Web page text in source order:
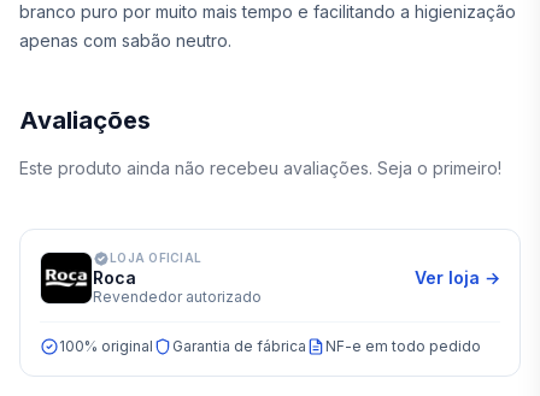
branco puro por muito mais tempo e facilitando a higienização
apenas com sabão neutro.
Avaliações
Este produto ainda não recebeu avaliações. Seja o primeiro!
LOJA OFICIAL
Roca
Revendedor autorizado
Ver loja →
100% original Garantia de fábrica NF-e em todo pedido